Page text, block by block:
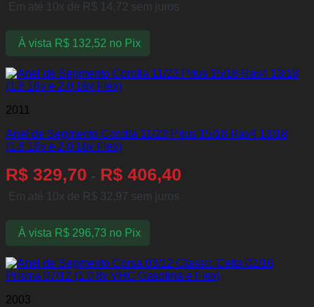
Em até 10x de R$ 14,72 sem juros
À vista R$132,52 no Pix
2011
Anel de Segmento Corolla 11/23 Prius 15/18 Rav4 13/18
(1.8 16v e 2.0 16v Flex)
R$ 329,70 - R$ 406,40
Em até 10x de R$ 32,97 sem juros
À vista R$296,73 no Pix
2003